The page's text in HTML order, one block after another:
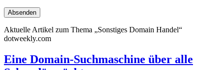
Aktuelle Artikel zum Thema „Sonstiges Domain Handel“
dotweekly.com
Eine Domain-Suchmaschine über alle